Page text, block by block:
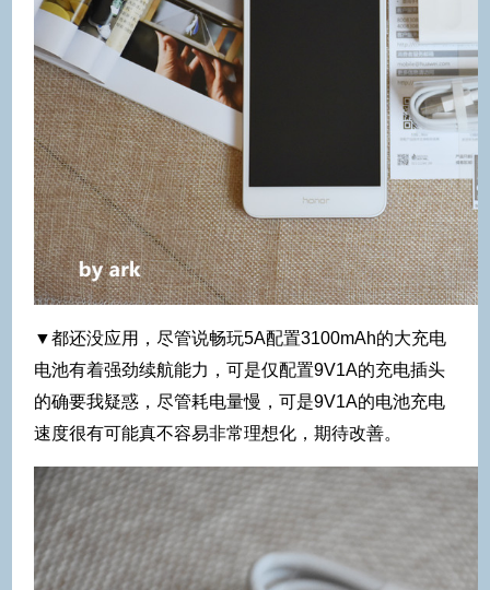
▼都还没应用，尽管说畅玩5A配置3100mAh的大充电
电池有着强劲续航能力，可是仅配置9V1A的充电插头
的确要我疑惑，尽管耗电量慢，可是9V1A的电池充电
速度很有可能真不容易非常理想化，期待改善。